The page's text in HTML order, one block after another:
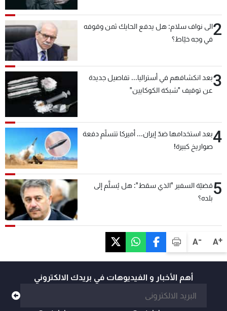
A+
A-
2الى نواف سلام: هل يدفع الحايك ثمن وقوفه
في وجه خيّاط؟
3بعد انكشافهم في أستراليا... تفاصيل جديدة
عن توقيف "شبكة الكوكايين"
4بعد استخدامها ضدّ إيران... أميركا تتسلّم دفعة
صواريخ كبيرة!
5قضيّة السفير "الذي سقط": هل يُسلَّم إلى
بلده؟
أهم الأخبار و الفيديوهات في بريدك الالكتروني